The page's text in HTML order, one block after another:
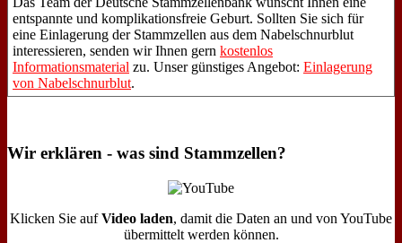
entspannte und komplikationsfreie Geburt. Sollten Sie sich für
eine Einlagerung der Stammzellen aus dem Nabelschnurblut
interessieren, senden wir Ihnen gern kostenlos
Informationsmaterial zu. Unser günstiges Angebot: Einlagerung
von Nabelschnurblut.
Wir erklären - was sind Stammzellen?
Klicken Sie aufVideo laden, damit die Daten an und von YouTube
übermittelt werden können.